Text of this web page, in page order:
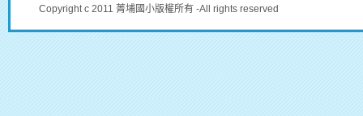
Copyright c 2011 菁埔國小版權所有 -All rights reserved